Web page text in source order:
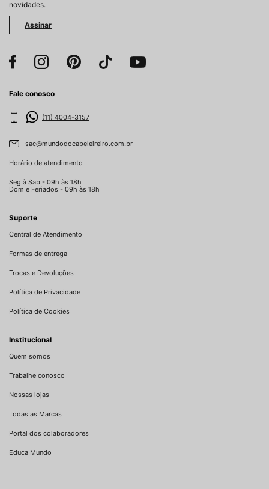
novidades.
Assinar
Fale conosco
(11) 4004-3157
sac@mundodocabeleireiro.com.br
Horário de atendimento
Seg à Sab - 09h às 18h
Dom e Feriados - 09h às 18h
Suporte
Central de Atendimento
Formas de entrega
Trocas e Devoluções
Política de Privacidade
Política de Cookies
Institucional
Quem somos
Trabalhe conosco
Nossas lojas
Todas as Marcas
Portal dos colaboradores
Educa Mundo